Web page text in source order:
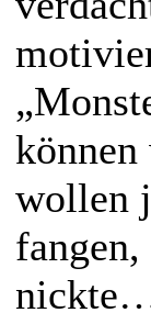
wollen